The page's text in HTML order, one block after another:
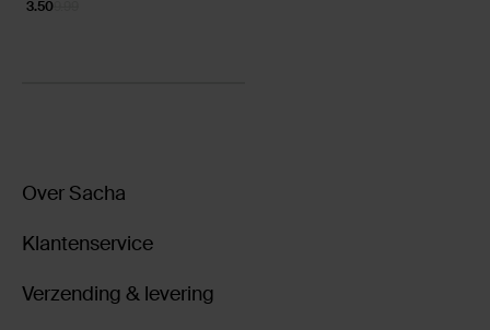
3.50
Over Sacha
Klantenservice
Verzending & levering